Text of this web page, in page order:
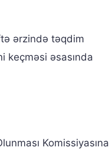
ərzində təqdim
keçməsi əsasında
Komissiyasına